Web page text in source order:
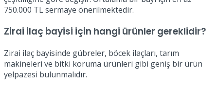
750.000 TL sermaye önerilmektedir.
Zirai ilaç bayisi için hangi ürünler gereklidir?
Zirai ilaç bayisinde gübreler, böcek ilaçları, tarım
makineleri ve bitki koruma ürünleri gibi geniş bir ürün
yelpazesi bulunmalıdır.